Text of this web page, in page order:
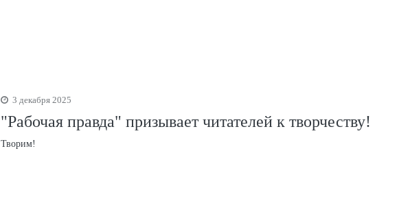
3 декабря 2025
"Рабочая правда" призывает читателей к творчеству!
Творим!